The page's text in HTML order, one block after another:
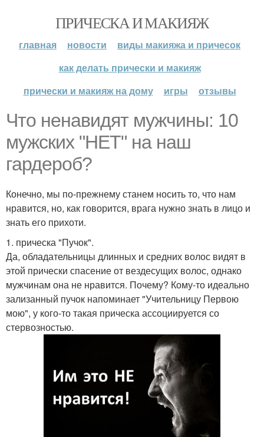
ПРИЧЕСКА И МАКИЯЖ
главная новости
виды макияжа и причесок
как делать прически и макияж
прически и макияж на дому
игры отзывы
Что ненавидят мужчины: 10
мужских "НЕТ" на наш
гардероб?
Конечно, мы по-прежнему станем носить то, что нам
нравится, но, как говорится, врага нужно знать в лицо и
знать его прихоти.
1. прическа "Пучок".
Да, обладательницы длинных и средних волос видят в
этой прически спасение от вездесущих волос, однако
мужчинам она не нравится. Почему? Кому-то идеально
зализанный пучок напоминает "Учительницу Первою
мою", у кого-то такая прическа ассоциируется со
стервозностью.